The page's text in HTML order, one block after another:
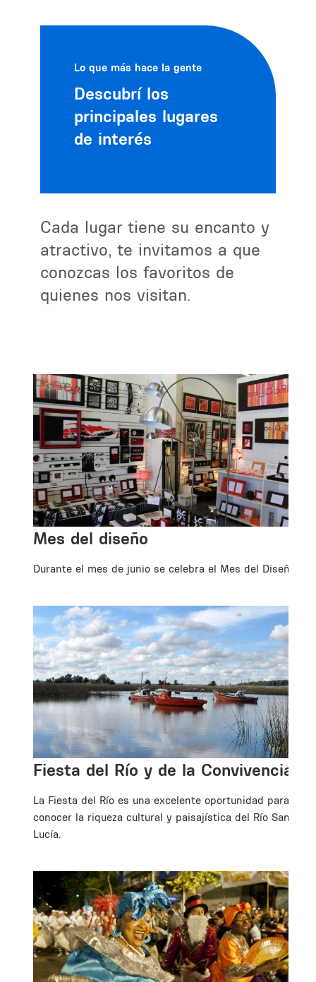
Lo que más hace la gente
Descubrí los
principales lugares
de interés
Cada lugar tiene su encanto y
atractivo, te invitamos a que
conozcas los favoritos de
quienes nos visitan.
Mes del diseño
Durante el mes de junio se celebra el Mes del Diseño.
Fiesta del Río y de la Convivencia
La Fiesta del Río es una excelente oportunidad para
conocer la riqueza cultural y paisajística del Río Santa
Lucía.